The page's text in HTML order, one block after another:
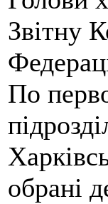
Звітну
По
обрані